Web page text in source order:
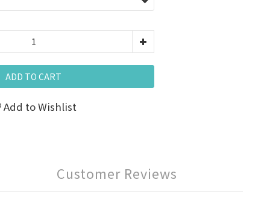
ADD TO CART
Add to Wishlist
Customer Reviews